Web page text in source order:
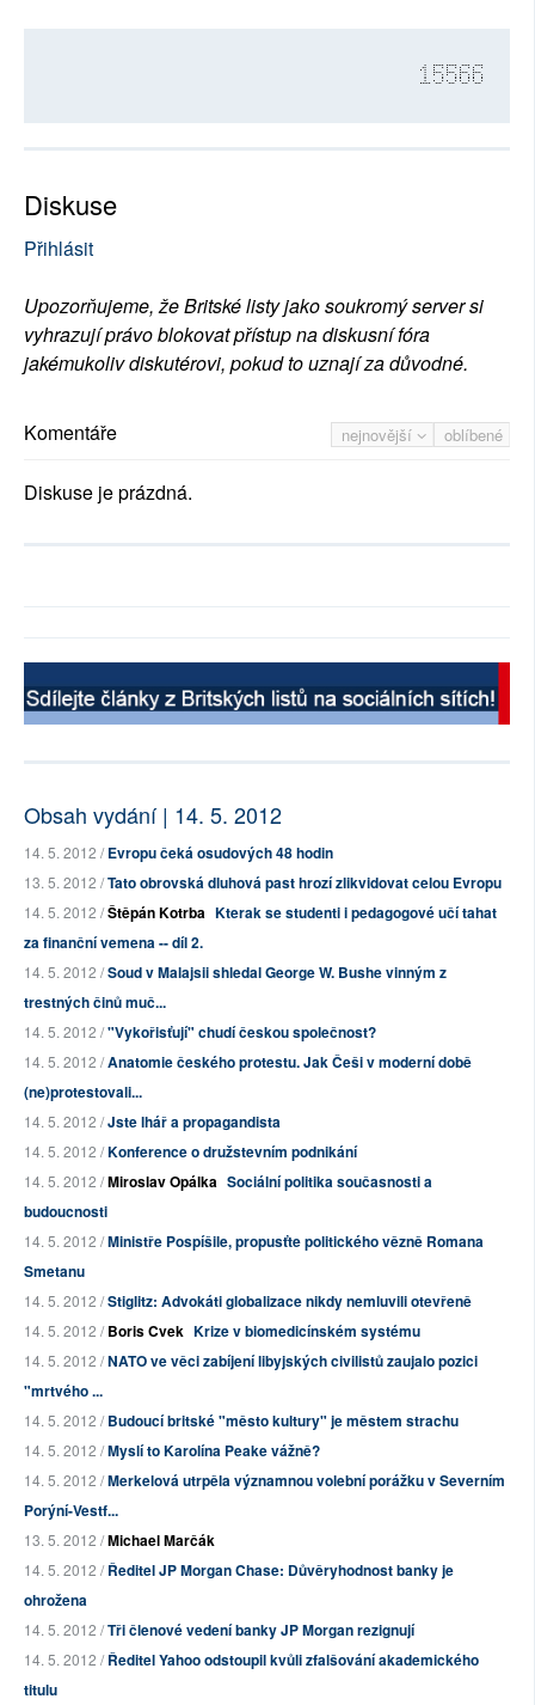
15566
Diskuse
Přihlásit
Upozorňujeme, že Britské listy jako soukromý server si
vyhrazují právo blokovat přístup na diskusní fóra
jakémukoliv diskutérovi, pokud to uznají za důvodné.
nejnovější oblíbené
Komentáře
Diskuse je prázdná.
Obsah vydání | 14. 5. 2012
14. 5. 2012 /Evropu čeká osudových 48 hodin
13. 5. 2012 /Tato obrovská dluhová past hrozí zlikvidovat celou Evropu
14. 5. 2012 /Štěpán Kotrba Kterak se studenti i pedagogové učí tahat
za finanční vemena -- díl 2.
14. 5. 2012 /Soud v Malajsii shledal George W. Bushe vinným z
trestných činů muč...
14. 5. 2012 /"Vykořisťují" chudí českou společnost?
14. 5. 2012 /Anatomie českého protestu. Jak Češi v moderní době
(ne)protestovali...
14. 5. 2012 /Jste lhář a propagandista
14. 5. 2012 /Konference o družstevním podnikání
14. 5. 2012 /Miroslav Opálka Sociální politika současnosti a
budoucnosti
14. 5. 2012 /Ministře Pospíšile, propusťte politického vězně Romana
Smetanu
14. 5. 2012 /Stiglitz: Advokáti globalizace nikdy nemluvili otevřeně
14. 5. 2012 /Boris Cvek Krize v biomedicínském systému
14. 5. 2012 /NATO ve věci zabíjení libyjských civilistů zaujalo pozici
"mrtvého ...
14. 5. 2012 /Budoucí britské "město kultury" je městem strachu
14. 5. 2012 /Myslí to Karolína Peake vážně?
14. 5. 2012 /Merkelová utrpěla významnou volební porážku v Severním
Porýní-Vestf...
13. 5. 2012 /Michael Marčák
14. 5. 2012 /Ředitel JP Morgan Chase: Důvěryhodnost banky je
ohrožena
14. 5. 2012 /Tři členové vedení banky JP Morgan rezignují
14. 5. 2012 /Ředitel Yahoo odstoupil kvůli zfalšování akademického
titulu